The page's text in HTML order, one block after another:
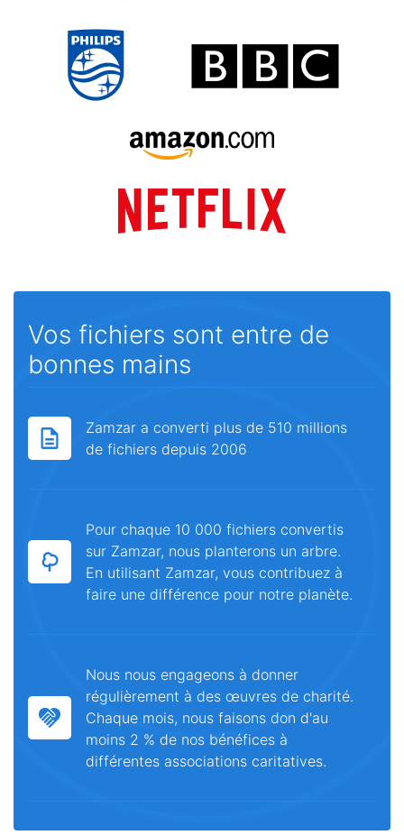
Vos fichiers sont entre de
bonnes mains
Zamzar a converti plus de 510 millions
de fichiers depuis 2006
Pour chaque 10 000 fichiers convertis
sur Zamzar, nous planterons un arbre.
En utilisant Zamzar, vous contribuez à
faire une différence pour notre planète.
Nous nous engageons à donner
régulièrement à des œuvres de charité.
Chaque mois, nous faisons don d'au
moins 2 % de nos bénéfices à
différentes associations caritatives.